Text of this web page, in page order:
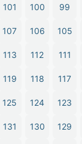
99
100
101
105
106
107
111
112
113
117
118
119
123
124
125
129
130
131